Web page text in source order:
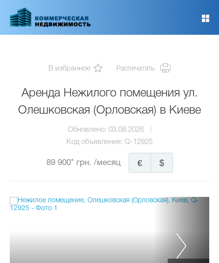
основному
В избранное Распечатать
Аренда Нежилого помещения ул.
Олешковская (Орловская) в Киеве
Обновлено: 03.08.2026
Код объявления: Q-12925
89 900* грн. /месяц $
€